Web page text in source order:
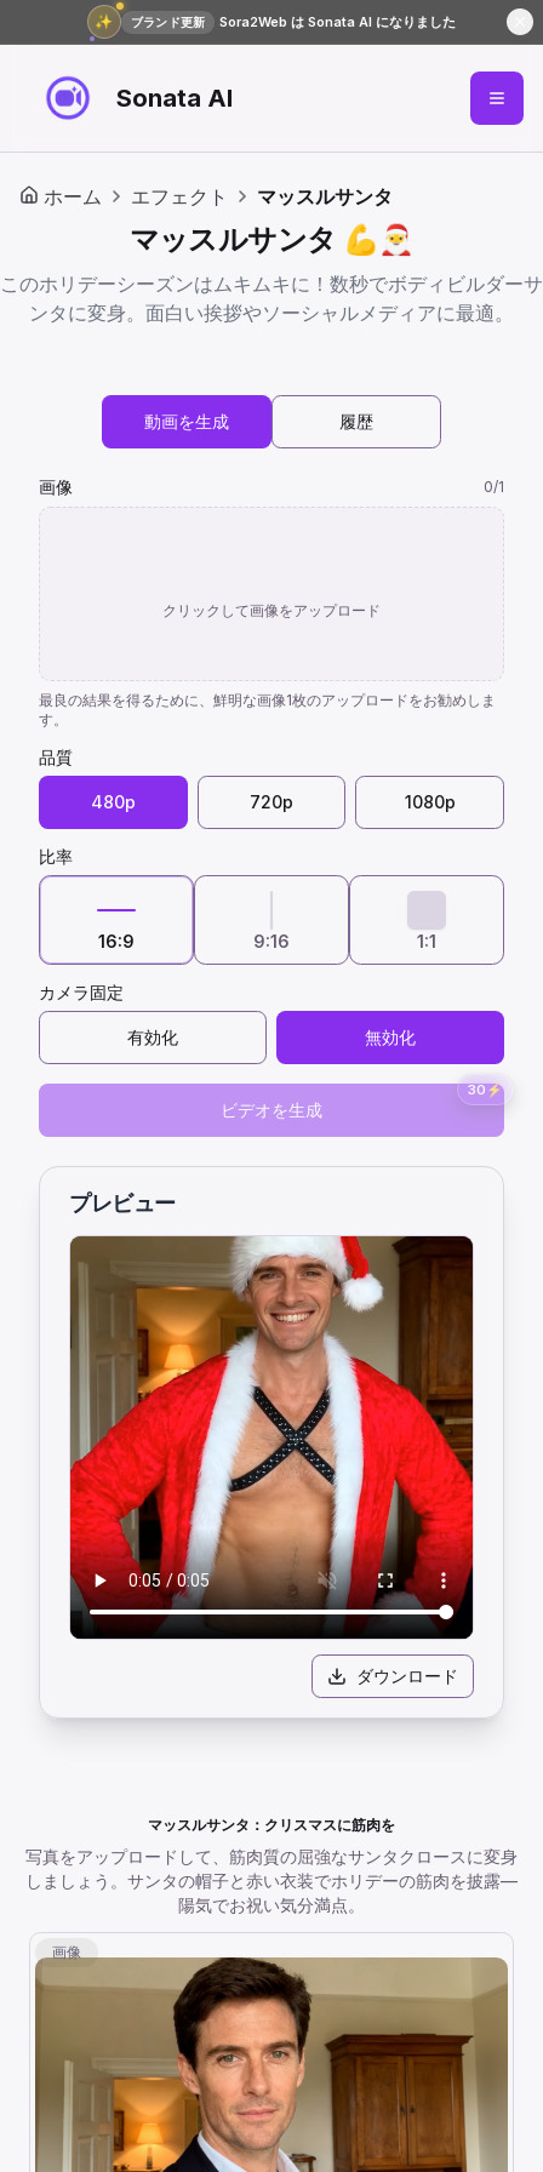
✨ ブランド更新 Sora2Web は Sonata AI になりました
Sonata AI
ホーム エフェクト マッスルサンタ
マッスルサンタ 💪🎅
このホリデーシーズンはムキムキに！数秒でボディビルダーサ
ンタに変身。面白い挨拶やソーシャルメディアに最適。
動画を生成 履歴
画像 0/1
クリックして画像をアップロード
最良の結果を得るために、鮮明な画像1枚のアップロードをお勧めしま
す。
品質
480p 720p 1080p
比率
16:9 9:16 1:1
カメラ固定
有効化 無効化
30 ⚡
ビデオを生成
プレビュー
ダウンロード
マッスルサンタ：クリスマスに筋肉を
写真をアップロードして、筋肉質の屈強なサンタクロースに変身
しましょう。サンタの帽子と赤い衣装でホリデーの筋肉を披露—
陽気でお祝い気分満点。
画像